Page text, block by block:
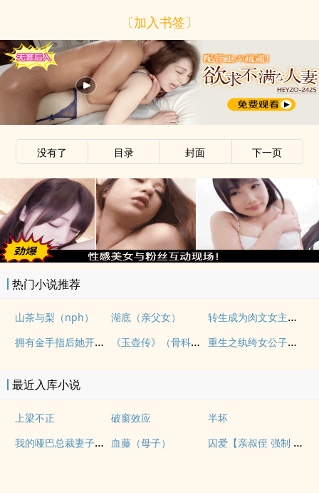
〔加入书签〕
没有了 目录 封面 下一页
热门小说推荐
山茶与梨（nph） 湖底（亲父女）
转生成为肉文女主的女儿后（星际nph）
拥有金手指后她开始为所欲为（nph）
《玉壶传》（骨科）（兄妹）（np） 重生之纨绔女公子（NPH）
最近入库小说
上梁不正 破窗效应 半坏
我的哑巴总裁妻子（双A） 血藤（母子） 囚爱【亲叔侄 强制 1v1 H】